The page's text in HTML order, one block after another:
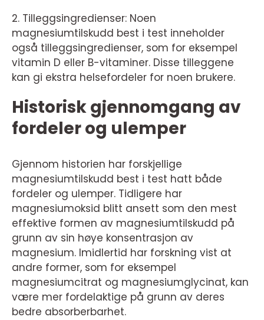
2. Tilleggsingredienser: Noen
magnesiumtilskudd best i test inneholder
også tilleggsingredienser, som for eksempel
vitamin D eller B-vitaminer. Disse tilleggene
kan gi ekstra helsefordeler for noen brukere.
Historisk gjennomgang av
fordeler og ulemper
Gjennom historien har forskjellige
magnesiumtilskudd best i test hatt både
fordeler og ulemper. Tidligere har
magnesiumoksid blitt ansett som den mest
effektive formen av magnesiumtilskudd på
grunn av sin høye konsentrasjon av
magnesium. Imidlertid har forskning vist at
andre former, som for eksempel
magnesiumcitrat og magnesiumglycinat, kan
være mer fordelaktige på grunn av deres
bedre absorberbarhet.